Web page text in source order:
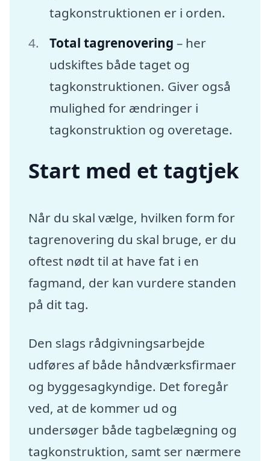
tagkonstruktionen er i orden.
Total tagrenovering – her
udskiftes både taget og
tagkonstruktionen. Giver også
mulighed for ændringer i
tagkonstruktion og overetage.
Start med et tagtjek
Når du skal vælge, hvilken form for
tagrenovering du skal bruge, er du
oftest nødt til at have fat i en
fagmand, der kan vurdere standen
på dit tag.
Den slags rådgivningsarbejde
udføres af både håndværksfirmaer
og byggesagkyndige. Det foregår
ved, at de kommer ud og
undersøger både tagbelægning og
tagkonstruktion, samt ser nærmere